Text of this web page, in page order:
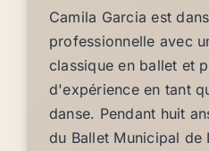
Camila Garcia est
professionnelle avec
classique en ballet et
d'expérience en tant
danse. Pendant huit
du Ballet Municipal de